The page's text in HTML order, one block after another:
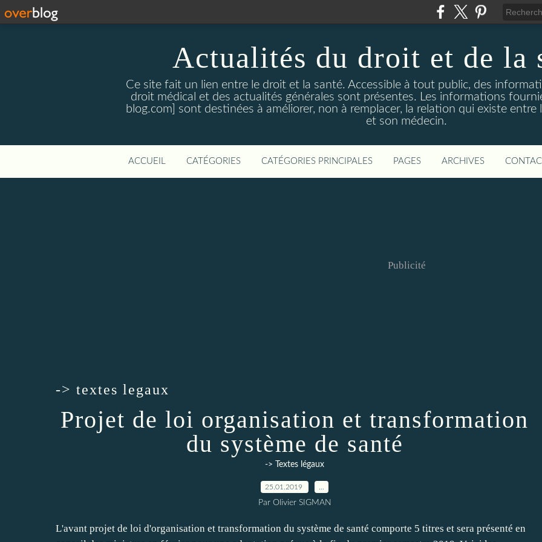
Actualités du droit et de la
Ce site fait un lien entre le droit et la santé. Accessible à tout public, des
droit médical et des actualités générales sont présentes. Les informations
blog.com] sont destinées à améliorer, non à remplacer, la relation qui existe
et son médecin.
ACCUEIL CATÉGORIES CATÉGORIES PRINCIPALES PAGES ARCHIVES
Publicité
-> textes legaux
Projet de loi organisation et transformation
du système de santé
-> Textes légaux
25.01.2019
Par Olivier SIGMAN
L'avant projet de loi d'organisation et transformation du système de santé comporte 5 titres et sera présenté en